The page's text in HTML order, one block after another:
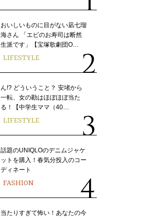
おいしいものに目がない凪七瑠
海さん 「エビのお寿司は断然
生派です」【宝塚歌劇団O…
LIFESTYLE
ん!? どういうこと？ 安堵から
一転、女の勘はほぼほぼ当た
る！【中学生ママ（40…
LIFESTYLE
話題のUNIQLOのデニムジャケ
ットを購入！春気分投入のコー
ディネート
FASHION
当たりすぎて怖い！あなたの今